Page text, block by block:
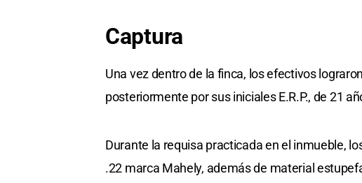
Captura
Una vez dentro de la finca, los efectivos
posteriormente por sus iniciales E.R.P., de 21
Durante la requisa practicada en el inmueble,
.22 marca Mahely, además de material